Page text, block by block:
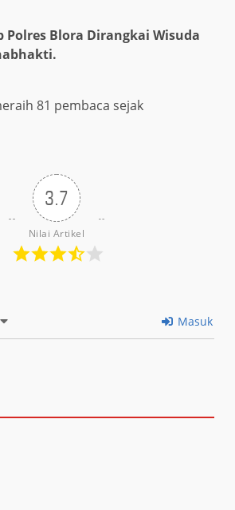
Polres Blora Dirangkai Wisuda
81 pembaca sejak
3.7
Nilai Artikel
Masuk